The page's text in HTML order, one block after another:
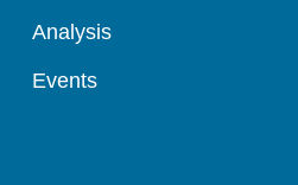
Analysis
Events